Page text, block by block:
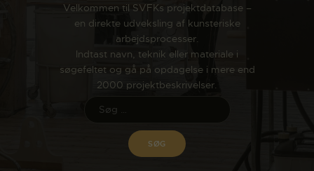
Velkommen til SVFKs projektdatabase –
en direkte udveksling af kunsteriske
arbejdsprocesser.
Indtast navn, teknik eller materiale i
søgefeltet og gå på opdagelse i mere end
2000 projektbeskrivelser.